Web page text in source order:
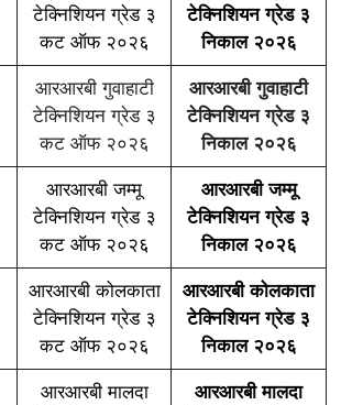
टेक्निशियन ग्रेड ३
कट ऑफ २०२६
टेक्निशियन ग्रेड ३
निकाल २०२६
आरआरबी गुवाहाटी
टेक्निशियन ग्रेड ३
कट ऑफ २०२६
आरआरबी गुवाहाटी
टेक्निशियन ग्रेड ३
निकाल २०२६
आरआरबी जम्मू
टेक्निशियन ग्रेड ३
कट ऑफ २०२६
आरआरबी जम्मू
टेक्निशियन ग्रेड ३
निकाल २०२६
आरआरबी कोलकाता
टेक्निशियन ग्रेड ३
कट ऑफ २०२६
आरआरबी कोलकाता
टेक्निशियन ग्रेड ३
निकाल २०२६
आरआरबी मालदा
आरआरबी मालदा